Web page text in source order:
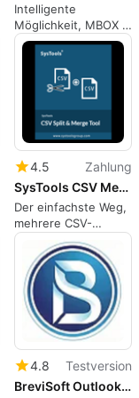
Intelligente
Möglichkeit, MBOX /
MBS / MBX-Dateien
von 20+ E-Mail-
Clients zu
exportieren
4.5
Zahlung
SysTools CSV Merger Software
Der einfachste Weg,
mehrere CSV-
Dateien zu
kombinieren
4.8
Testversion
BreviSoft Outlook PST File Recovery Tool